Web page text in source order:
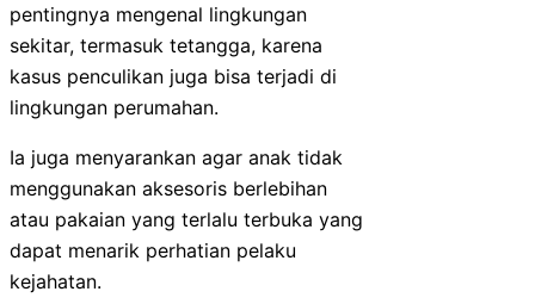
pentingnya mengenal lingkungan
sekitar, termasuk tetangga, karena
kasus penculikan juga bisa terjadi di
lingkungan perumahan.
Ia juga menyarankan agar anak tidak
menggunakan aksesoris berlebihan
atau pakaian yang terlalu terbuka yang
dapat menarik perhatian pelaku
kejahatan.